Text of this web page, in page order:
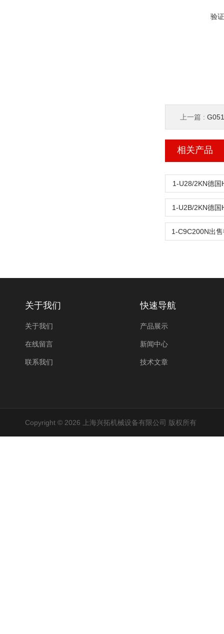
验
上一篇 :
相关产品
1-U28/2KN德国
1-U2B/2KN德国
关于我们
关于我们
在线留言
联系我们
快速导航
产品展示
新闻中心
技术文章
Copyright © 2026 上海兴拓机械设备有限公司 版权所有